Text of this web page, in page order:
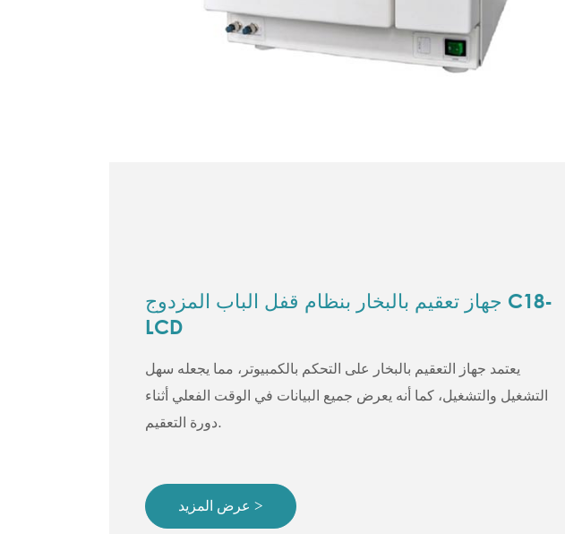
جهاز تعقيم بالبخار بنظام قفل الباب المزدوج C18-
LCD
يعتمد جهاز التعقيم بالبخار على التحكم بالكمبيوتر، مما يجعله سهل
التشغيل والتشغيل، كما أنه يعرض جميع البيانات في الوقت الفعلي أثناء
دورة التعقيم.
عرض المزيد >